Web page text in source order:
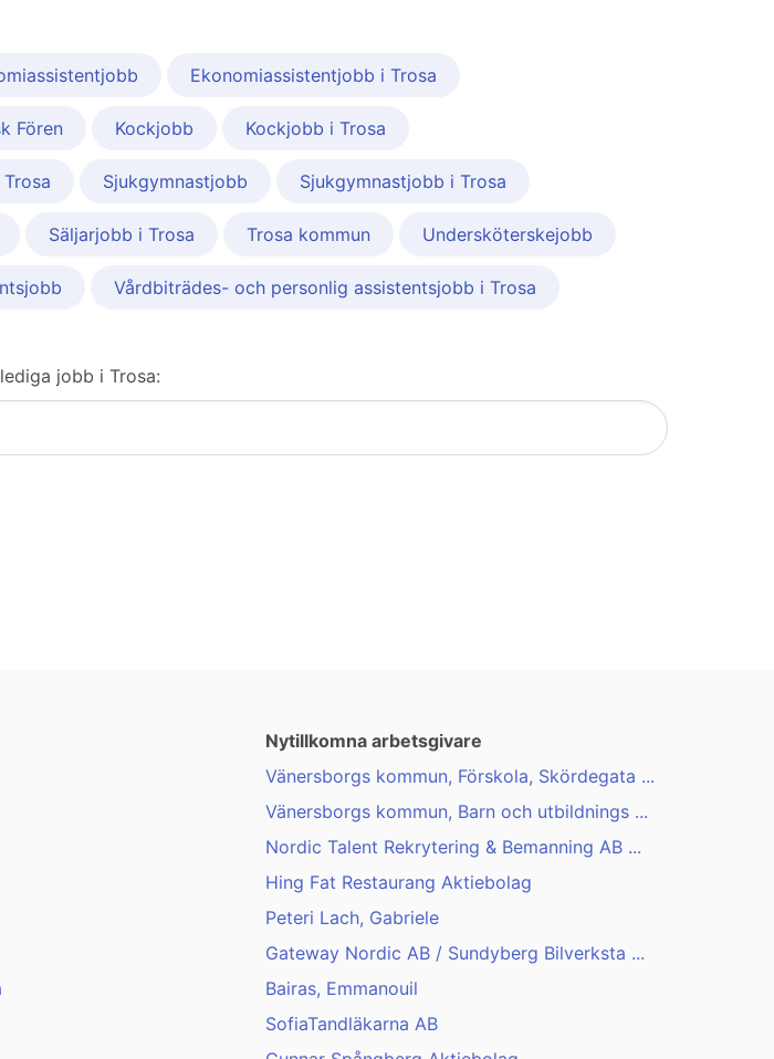
Ekonomiassistentjobb i Trosa
Fören Kockjobb Kockjobb i Trosa
Sjukgymnastjobb Sjukgymnastjobb i Trosa
Säljarjobb i Trosa Trosa kommun Undersköterskejobb
Vårdbiträdes- och personlig assistentsjobb i Trosa
jobb i Trosa:
Nytillkomna arbetsgivare
Vänersborgs kommun, Förskola, Skördegata ...
Vänersborgs kommun, Barn och utbildnings ...
Nordic Talent Rekrytering & Bemanning AB ...
Hing Fat Restaurang Aktiebolag
Peteri Lach, Gabriele
Gateway Nordic AB / Sundyberg Bilverksta ...
Bairas, Emmanouil
SofiaTandläkarna AB